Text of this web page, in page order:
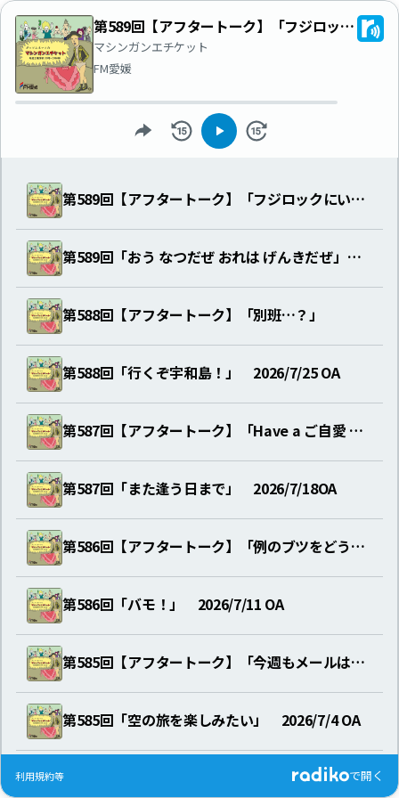
第589回【アフタートーク】「フジロックにいきたい」
マシンガンエチケット
FM愛媛
第589回【アフタートーク】「フジロックにいきたい」
第589回「おう なつだぜ おれは げんきだぜ」 2026/8/1 OA
第588回【アフタートーク】「別班…？」
第588回「行くぞ宇和島！」 2026/7/25 OA
第587回【アフタートーク】「Have a ご自愛 Days」
第587回「また逢う日まで」 2026/7/18OA
第586回【アフタートーク】「例のブツをどうやって運ぶか問題」
第586回「バモ！」 2026/7/11 OA
第585回【アフタートーク】「今週もメールはほとんどこちらに…」
第585回「空の旅を楽しみたい」 2026/7/4 OA
第584回【アフタートーク】「サイレントリスナー from 福島」
利用規約等 で開く